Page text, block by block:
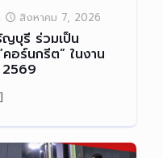
สิงหาคม 7, 2026
บุรี ร่วมเป็น
อร์นกรีต” ในงาน
2569
Read more